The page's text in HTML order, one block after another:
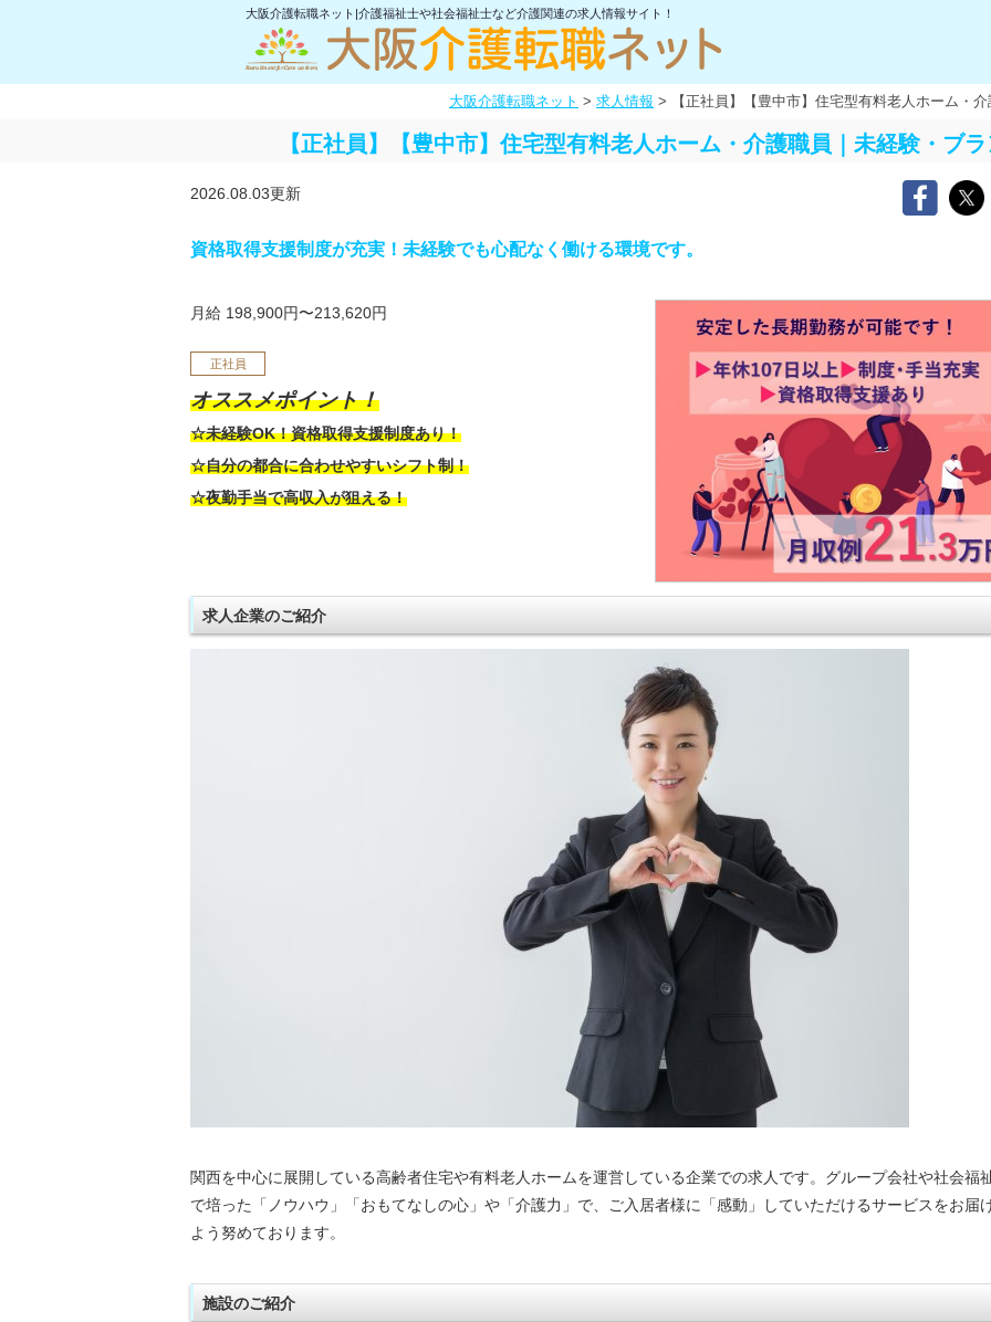
大阪介護転職ネット|介護福祉士や社会福祉士など介護関連の求人情報サイト！
大阪介護転職ネット > 求人情報 > 【正社員】【豊中市】住宅型有料老人ホーム・
【正社員】【豊中市】住宅型有料老人ホーム・介護職員｜未経験・ブ
2026.08.03更新
資格取得支援制度が充実！未経験でも心配なく働ける環境です。
月給 198,900円〜213,620円
正社員
オススメポイント！
☆未経験OK！資格取得支援制度あり！
☆自分の都合に合わせやすいシフト制！
☆夜勤手当で高収入が狙える！
求人企業のご紹介
関西を中心に展開している高齢者住宅や有料老人ホームを運営している企業での求人です。グループ会社や社会福
で培った「ノウハウ」「おもてなしの心」や「介護力」で、ご入居者様に「感動」していただけるサービスをお届
よう努めております。
施設のご紹介